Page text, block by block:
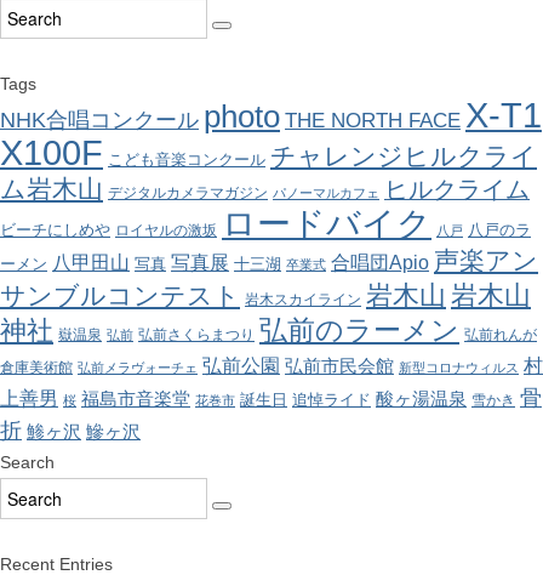
Tags
NHK合唱コンクール photo THE NORTH FACE X-T1
X100F こども音楽コンクール チャレンジヒルクライ
ム岩木山 デジタルカメラマガジン パノーマルカフェ ヒルクライム
ビーチにしめや ロイヤルの激坂 ロードバイク 八戸 八戸のラ
ーメン 八甲田山 写真 写真展 十三湖 卒業式 合唱団Apio 声楽アン
サンブルコンテスト
岩木スカイライン 岩木山 岩木山
神社 嶽温泉 弘前 弘前さくらまつり 弘前のラーメン 弘前れんが
倉庫美術館 弘前メラヴォーチェ 弘前公園 弘前市民会館 新型コロナウィルス 村
上善男 桜 福島市音楽堂 花巻市 誕生日 追悼ライド 酸ヶ湯温泉 雪かき 骨
折 鯵ヶ沢 鰺ヶ沢
Search
Recent Entries